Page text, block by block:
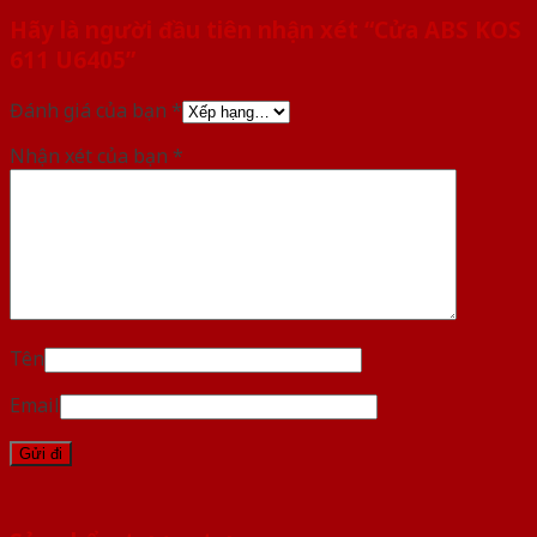
Hãy là người đầu tiên nhận xét “Cửa ABS KOS
611 U6405”
Đánh giá của bạn *
Nhận xét của bạn *
Tên
Email